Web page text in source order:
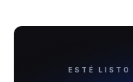
ESTÉ LISTO